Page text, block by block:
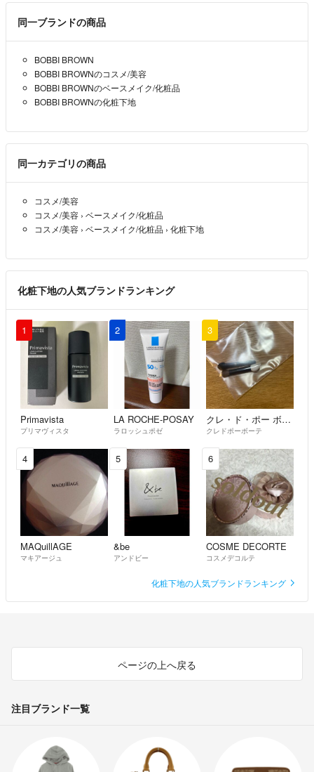
同一ブランドの商品
BOBBI BROWN
BOBBI BROWNのコスメ/美容
BOBBI BROWNのベースメイク/化粧品
BOBBI BROWNの化粧下地
同一カテゴリの商品
コスメ/美容
コスメ/美容 › ベースメイク/化粧品
コスメ/美容 › ベースメイク/化粧品 › 化粧下地
化粧下地の人気ブランドランキング
1
Primavista
プリマヴィスタ
2
LA ROCHE-POSAY
ラロッシュポゼ
3
クレ・ド・ポー ボーテ
クレドポーボーテ
4
MAQuillAGE
マキアージュ
5
&be
アンドビー
6
COSME DECORTE
コスメデコルテ
化粧下地の人気ブランドランキング
ページの上へ戻る
注目ブランド一覧